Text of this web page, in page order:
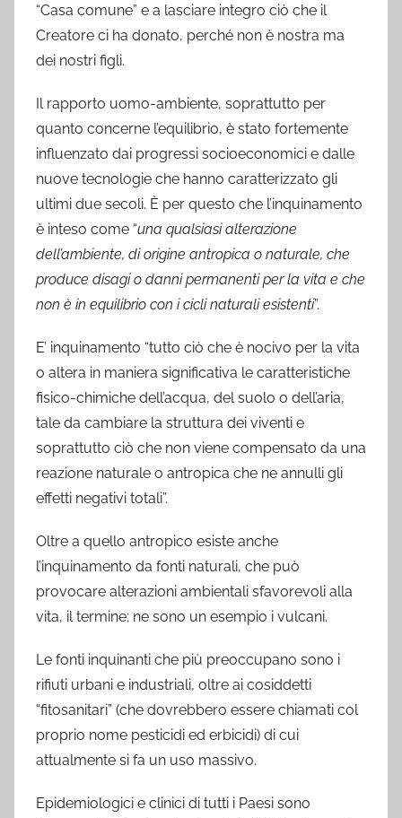
“Casa comune” e a lasciare integro ciò che il
Creatore ci ha donato, perché non è nostra ma
dei nostri figli.
Il rapporto uomo-ambiente, soprattutto per
quanto concerne l’equilibrio, è stato fortemente
influenzato dai progressi socioeconomici e dalle
nuove tecnologie che hanno caratterizzato gli
ultimi due secoli. È per questo che l’inquinamento
è inteso come “una qualsiasi alterazione
dell’ambiente, di origine antropica o naturale, che
produce disagi o danni permanenti per la vita e che
non è in equilibrio con i cicli naturali esistenti”.
E’ inquinamento “tutto ciò che è nocivo per la vita
o altera in maniera significativa le caratteristiche
fisico-chimiche dell’acqua, del suolo o dell’aria,
tale da cambiare la struttura dei viventi e
soprattutto ciò che non viene compensato da una
reazione naturale o antropica che ne annulli gli
effetti negativi totali”.
Oltre a quello antropico esiste anche
l’inquinamento da fonti naturali, che può
provocare alterazioni ambientali sfavorevoli alla
vita, il termine; ne sono un esempio i vulcani.
Le fonti inquinanti che più preoccupano sono i
rifiuti urbani e industriali, oltre ai cosiddetti
“fitosanitari” (che dovrebbero essere chiamati col
proprio nome pesticidi ed erbicidi) di cui
attualmente si fa un uso massivo.
Epidemiologici e clinici di tutti i Paesi sono